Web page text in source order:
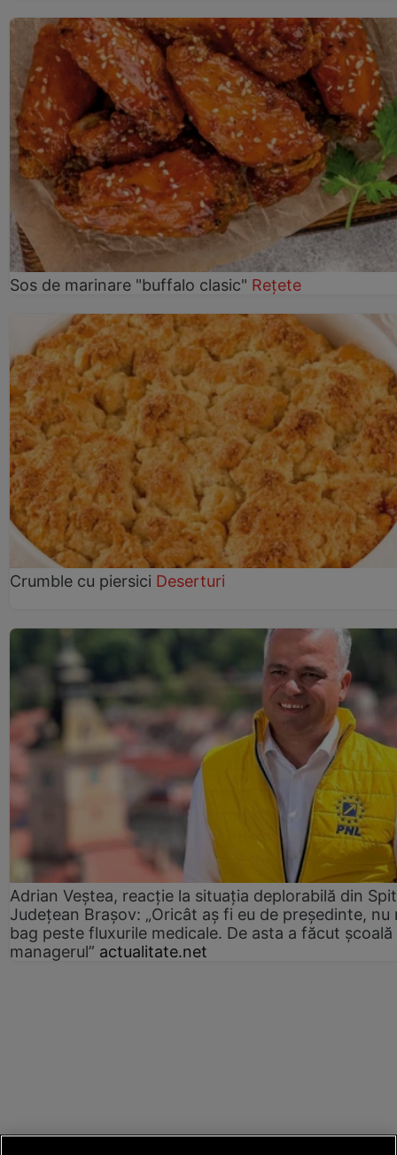
Sos de marinare "buffalo clasic" Rețete
Crumble cu piersici Deserturi
Adrian Veștea, reacție la situația deplorabilă din
Județean Brașov: „Oricât aș fi eu de președinte, nu
bag peste fluxurile medicale. De asta a făcut școală
managerul” actualitate.net